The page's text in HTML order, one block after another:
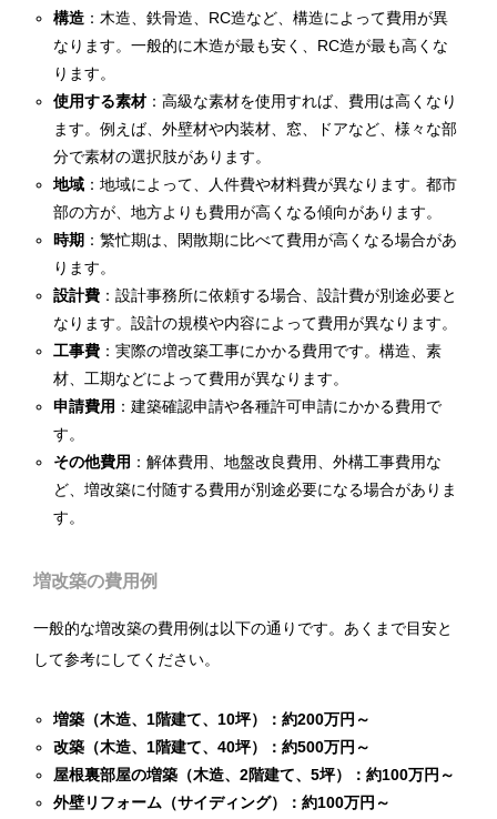
構造 ：木造、鉄骨造、RC造など、構造によって費用が異
なります。一般的に木造が最も安く、RC造が最も高くな
ります。
使用する素材：高級な素材を使用すれば、費用は高くなり
ます。例えば、外壁材や内装材、窓、ドアなど、様々な部
分で素材の選択肢があります。
地域 ：地域によって、人件費や材料費が異なります。都市
部の方が、地方よりも費用が高くなる傾向があります。
時期 ：繁忙期は、閑散期に比べて費用が高くなる場合があ
ります。
設計費 ：設計事務所に依頼する場合、設計費が別途必要と
なります。設計の規模や内容によって費用が異なります。
工事費 ：実際の増改築工事にかかる費用です。構造、素
材、工期などによって費用が異なります。
申請費用 ：建築確認申請や各種許可申請にかかる費用で
す。
その他費用 ：解体費用、地盤改良費用、外構工事費用な
ど、増改築に付随する費用が別途必要になる場合がありま
す。
増改築の費用例
一般的な増改築の費用例は以下の通りです。あくまで目安と
して参考にしてください。
増築（木造、1階建て、10坪）：約200万円～
改築（木造、1階建て、40坪）：約500万円～
屋根裏部屋の増築（木造、2階建て、5坪）：約100万円～
外壁リフォーム（サイディング）：約100万円～